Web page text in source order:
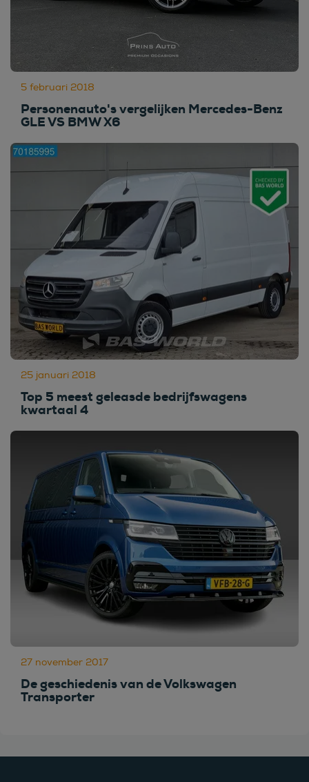
5 februari 2018
Personenauto's vergelijken Mercedes-Benz
GLE VS BMW X6
25 januari 2018
Top 5 meest geleasde bedrijfswagens
kwartaal 4
27 november 2017
De geschiedenis van de Volkswagen
Transporter